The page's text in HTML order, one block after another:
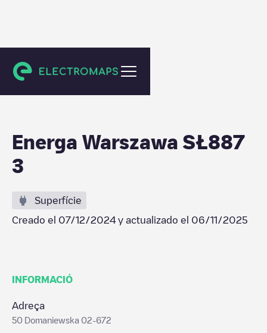
Warszawa
Energa Warszawa SŁ887
3
Superfície
Creado el 07/12/2024 y actualizado el 06/11/2025
INFORMACIÓ
Adreça
50 Domaniewska 02-672